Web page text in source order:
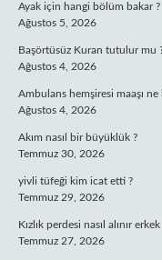
Ayak için hangi bölüm bakar ?
Ağustos 5, 2026
Başörtüsüz Kuran tutulur mu
Ağustos 4, 2026
Ambulans hemşiresi maaşı ne
Ağustos 4, 2026
Akım nasıl bir büyüklük ?
Temmuz 30, 2026
yivli tüfeği kim icat etti ?
Temmuz 29, 2026
Kızlık perdesi nasıl alınır erkek
Temmuz 27, 2026